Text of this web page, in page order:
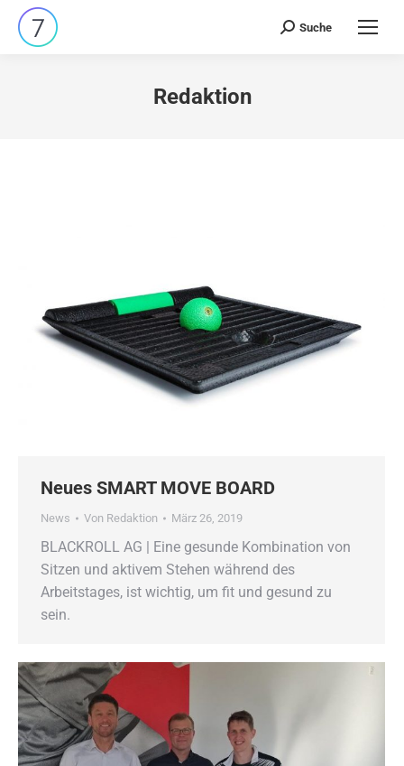
Search:
Suche
Redaktion
Neues SMART MOVE BOARD
News Von Redaktion März 26, 2019
BLACKROLL AG | Eine gesunde Kombination von
Sitzen und aktivem Stehen während des
Arbeitstages, ist wichtig, um fit und gesund zu
sein.